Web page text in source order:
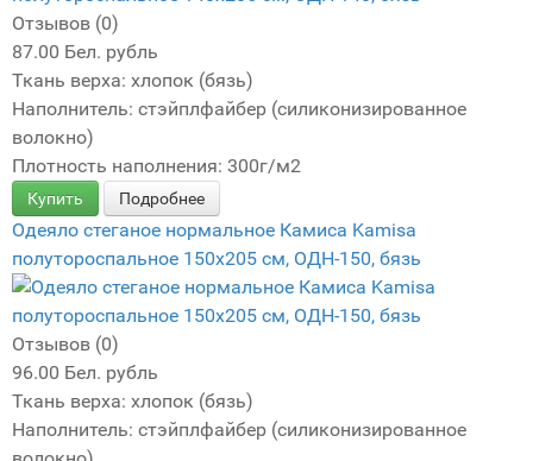
Отзывов (0)
87.00 Бел. рубль
Ткань верха: хлопок (бязь)
Наполнитель: стэйплфайбер (силиконизированное
волокно)
Плотность наполнения: 300г/м2
Купить Подробнее
Одеяло стеганое нормальное Камиса Kamisa
полутороспальное 150х205 см, ОДН-150, бязь
Отзывов (0)
96.00 Бел. рубль
Ткань верха: хлопок (бязь)
Наполнитель: стэйплфайбер (силиконизированное